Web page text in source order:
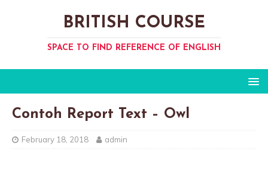
BRITISH COURSE
SPACE TO FIND REFERENCE OF ENGLISH
Contoh Report Text – Owl
February 18, 2018 admin